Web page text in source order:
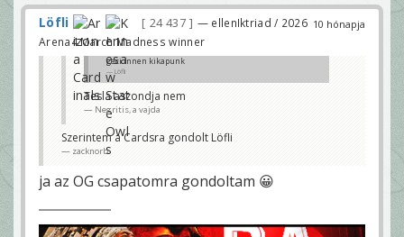
10 hónapja
Löfli 24 437
— ellenIktriad / 2026
Arena4 March Madness winner
geci innen kikapunk
Löfli
Tesla aszondja nem
Negritis, a vajda
Szerintem a Cardsra gondolt Löfli
zacknorb
ja az OG csapatomra gondoltam 😀